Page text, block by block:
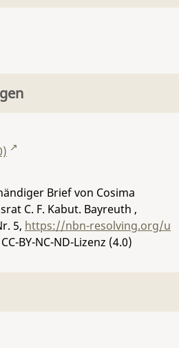
Brief von Cosima
C. F. Kabut. Bayreuth ,
5, https://nbn-resolving.org/u
BY-NC-ND-Lizenz (4.0)